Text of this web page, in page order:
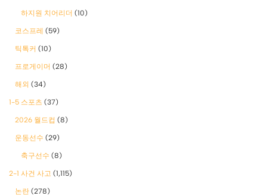
하지원 치어리더 (10)
코스프레 (59)
틱톡커 (10)
프로게이머 (28)
해외 (34)
1-5 스포츠 (37)
2026 월드컵 (8)
운동선수 (29)
축구선수 (8)
2-1 사건 사고 (1,115)
논란 (278)